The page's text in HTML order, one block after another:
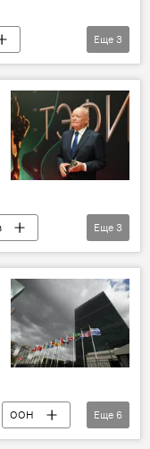
Еще 3
Еще 3
ООН
Фото
Еще 6